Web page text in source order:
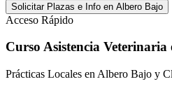
Solicitar Plazas e Info en Albero Bajo
Acceso Rápido
Curso Asistencia Veterinaria
Prácticas Locales en Albero Bajo y